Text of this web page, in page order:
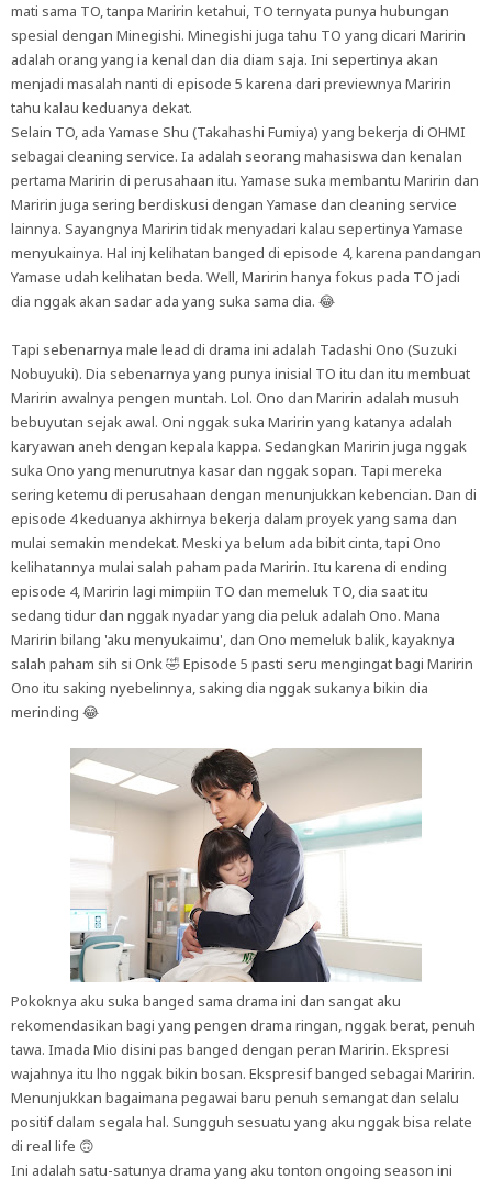
mati sama TO, tanpa Maririn ketahui, TO ternyata punya hubungan
spesial dengan Minegishi. Minegishi juga tahu TO yang dicari Maririn
adalah orang yang ia kenal dan dia diam saja. Ini sepertinya akan
menjadi masalah nanti di episode 5 karena dari previewnya Maririn
tahu kalau keduanya dekat.
Selain TO, ada Yamase Shu (Takahashi Fumiya) yang bekerja di OHMI
sebagai cleaning service. Ia adalah seorang mahasiswa dan kenalan
pertama Maririn di perusahaan itu. Yamase suka membantu Maririn dan
Maririn juga sering berdiskusi dengan Yamase dan cleaning service
lainnya. Sayangnya Maririn tidak menyadari kalau sepertinya Yamase
menyukainya. Hal inj kelihatan banged di episode 4, karena pandangan
Yamase udah kelihatan beda. Well, Maririn hanya fokus pada TO jadi
dia nggak akan sadar ada yang suka sama dia. 😂
Tapi sebenarnya male lead di drama ini adalah Tadashi Ono (Suzuki
Nobuyuki). Dia sebenarnya yang punya inisial TO itu dan itu membuat
Maririn awalnya pengen muntah. Lol. Ono dan Maririn adalah musuh
bebuyutan sejak awal. Oni nggak suka Maririn yang katanya adalah
karyawan aneh dengan kepala kappa. Sedangkan Maririn juga nggak
suka Ono yang menurutnya kasar dan nggak sopan. Tapi mereka
sering ketemu di perusahaan dengan menunjukkan kebencian. Dan di
episode 4 keduanya akhirnya bekerja dalam proyek yang sama dan
mulai semakin mendekat. Meski ya belum ada bibit cinta, tapi Ono
kelihatannya mulai salah paham pada Maririn. Itu karena di ending
episode 4, Maririn lagi mimpiin TO dan memeluk TO, dia saat itu
sedang tidur dan nggak nyadar yang dia peluk adalah Ono. Mana
Maririn bilang 'aku menyukaimu', dan Ono memeluk balik, kayaknya
salah paham sih si Onk 🤣 Episode 5 pasti seru mengingat bagi Maririn
Ono itu saking nyebelinnya, saking dia nggak sukanya bikin dia
merinding 😂
Pokoknya aku suka banged sama drama ini dan sangat aku
rekomendasikan bagi yang pengen drama ringan, nggak berat, penuh
tawa. Imada Mio disini pas banged dengan peran Maririn. Ekspresi
wajahnya itu lho nggak bikin bosan. Ekspresif banged sebagai Maririn.
Menunjukkan bagaimana pegawai baru penuh semangat dan selalu
positif dalam segala hal. Sungguh sesuatu yang aku nggak bisa relate
di real life 🙃
Ini adalah satu-satunya drama yang aku tonton ongoing season ini